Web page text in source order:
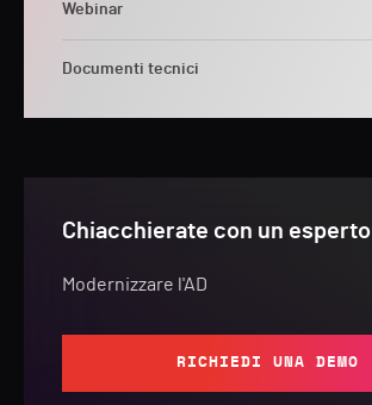
Webinar
Documenti tecnici
Chiacchierate con un esperto
Modernizzare l'AD
RICHIEDI UNA DEMO